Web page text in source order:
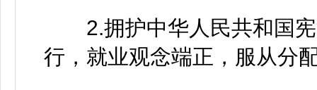
2.拥护中华人民共和国宪
行，就业观念端正，服从分